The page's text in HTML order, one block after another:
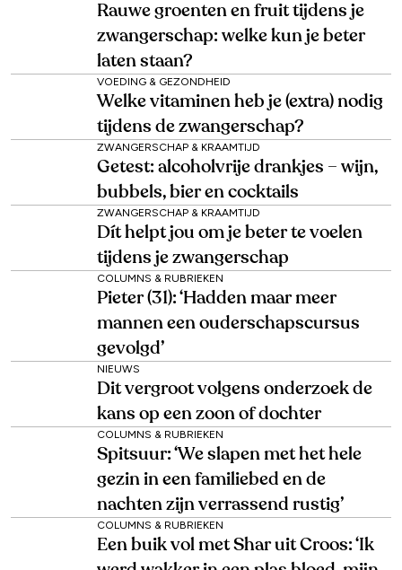
Rauwe groenten en fruit tijdens je
zwangerschap: welke kun je beter
laten staan?
VOEDING & GEZONDHEID
Welke vitaminen heb je (extra) nodig
tijdens de zwangerschap?
ZWANGERSCHAP & KRAAMTIJD
Getest: alcoholvrije drankjes – wijn,
bubbels, bier en cocktails
ZWANGERSCHAP & KRAAMTIJD
Dít helpt jou om je beter te voelen
tijdens je zwangerschap
COLUMNS & RUBRIEKEN
Pieter (31): ‘Hadden maar meer
mannen een ouderschapscursus
gevolgd’
NIEUWS
Dit vergroot volgens onderzoek de
kans op een zoon of dochter
COLUMNS & RUBRIEKEN
Spitsuur: ‘We slapen met het hele
gezin in een familiebed en de
nachten zijn verrassend rustig’
COLUMNS & RUBRIEKEN
Een buik vol met Shar uit Croos: ‘Ik